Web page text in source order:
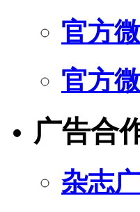
官方
官方
广告合
杂志